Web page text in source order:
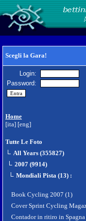
Scegli la Gara!
Login:
Password:
Home
[ita] [eng]
Tutte Le Foto
All Years (355827)
2007 (9914)
Mondiali Pista (13) :
Book Cycling 2007 (1)
Cover Sprint Cycling
Contador in ritiro in Spagna